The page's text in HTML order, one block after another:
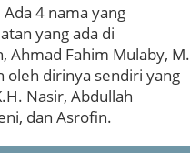
4 nama yang
yang ada di
Ahmad Fahim Mulaby, M.
oleh dirinya sendiri yang
Nasir, Abdullah
dan Asrofin.